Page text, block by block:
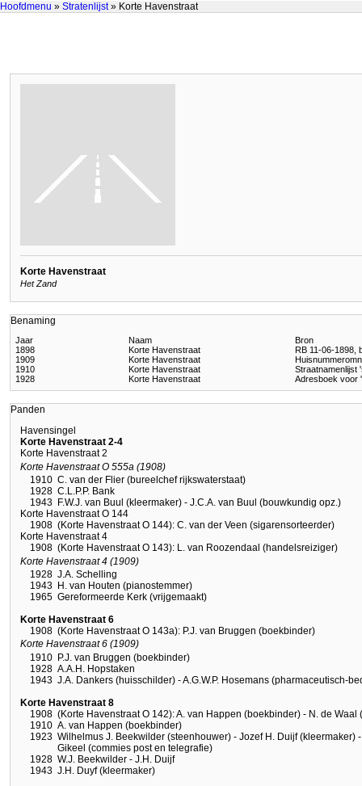
Hoofdmenu » Stratenlijst» Korte Havenstraat
Korte Havenstraat
Het Zand
Benaming
Jaar Naam
Bron
1898
Korte Havenstraat
RB 11-06-1898,
1909
Korte Havenstraat
1910
Korte Havenstraat
Straatnamenlijst
1928
Korte Havenstraat Adresboek voor
Panden
Havensingel
Korte Havenstraat 2-4
Korte Havenstraat 2
Korte Havenstraat O 555a (1908)
1910 C. van der Flier (bureelchef rijkswaterstaat)
1928 C.L.P.P. Bank
1943 F.W.J. van Buul (kleermaker) - J.C.A. van Buul (bouwkundig opz.)
Korte Havenstraat O 144
1908 (Korte Havenstraat O 144): C. van der Veen (sigarensorteerder)
Korte Havenstraat 4
1908 (Korte Havenstraat O 143): L. van Roozendaal (handelsreiziger)
Korte Havenstraat 4 (1909)
1928 J.A. Schelling
1943 H. van Houten (pianostemmer)
1965 Gereformeerde Kerk (vrijgemaakt)
Korte Havenstraat 6
1908 (Korte Havenstraat O 143a): P.J. van Bruggen (boekbinder)
Korte Havenstraat 6 (1909)
1910 P.J. van Bruggen (boekbinder)
1928 A.A.H. Hopstaken
1943 J.A. Dankers (huisschilder) - A.G.W.P. Hosemans (pharmaceutisch-
Korte Havenstraat 8
1908 (Korte Havenstraat O 142): A. van Happen (boekbinder) - N. de Waal
1910 A. van Happen (boekbinder)
1923 Wilhelmus J. Beekwilder (steenhouwer) - Jozef H. Duijf (kleermaker)
Gikeel (commies post en telegrafie)
1928 W.J. Beekwilder - J.H. Duijf
1943 J.H. Duyf (kleermaker)